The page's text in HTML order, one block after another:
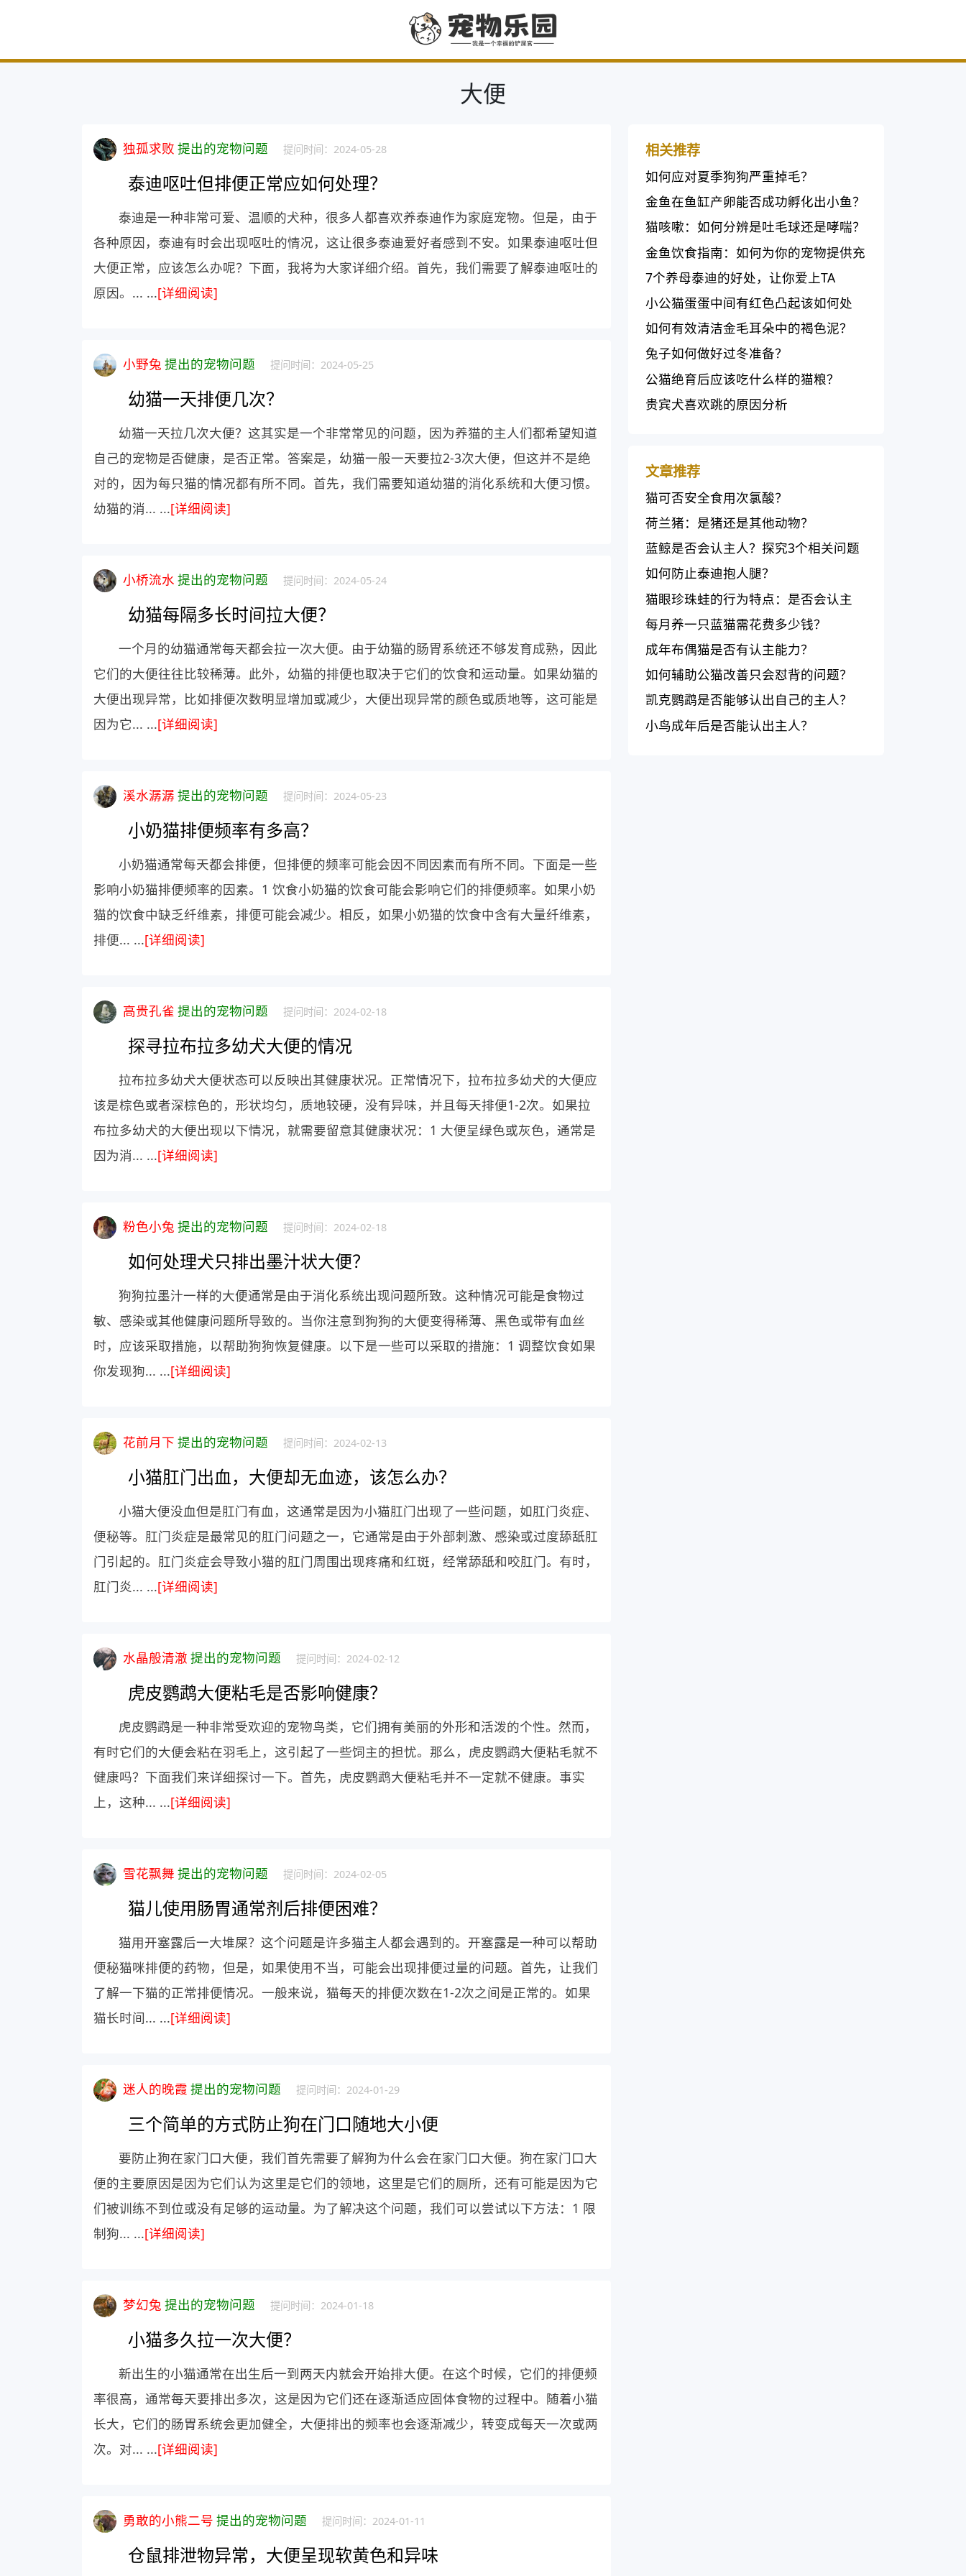
大便
独孤求败 提出的宠物问题 提问时间：2024-05-28
泰迪呕吐但排便正常应如何处理？
泰迪是一种非常可爱、温顺的犬种，很多人都喜欢养泰迪作为家庭宠物。但是，由于
各种原因，泰迪有时会出现呕吐的情况，这让很多泰迪爱好者感到不安。如果泰迪呕吐但
大便正常，应该怎么办呢？下面，我将为大家详细介绍。首先，我们需要了解泰迪呕吐的
原因。... ...[详细阅读]
小野兔 提出的宠物问题 提问时间：2024-05-25
幼猫一天排便几次？
幼猫一天拉几次大便？这其实是一个非常常见的问题，因为养猫的主人们都希望知道
自己的宠物是否健康，是否正常。答案是，幼猫一般一天要拉2-3次大便，但这并不是绝
对的，因为每只猫的情况都有所不同。首先，我们需要知道幼猫的消化系统和大便习惯。
幼猫的消... ...[详细阅读]
小桥流水 提出的宠物问题 提问时间：2024-05-24
幼猫每隔多长时间拉大便？
一个月的幼猫通常每天都会拉一次大便。由于幼猫的肠胃系统还不够发育成熟，因此
它们的大便往往比较稀薄。此外，幼猫的排便也取决于它们的饮食和运动量。如果幼猫的
大便出现异常，比如排便次数明显增加或减少，大便出现异常的颜色或质地等，这可能是
因为它... ...[详细阅读]
溪水潺潺 提出的宠物问题 提问时间：2024-05-23
小奶猫排便频率有多高？
小奶猫通常每天都会排便，但排便的频率可能会因不同因素而有所不同。下面是一些
影响小奶猫排便频率的因素。1 饮食小奶猫的饮食可能会影响它们的排便频率。如果小奶
猫的饮食中缺乏纤维素，排便可能会减少。相反，如果小奶猫的饮食中含有大量纤维素，
排便... ...[详细阅读]
高贵孔雀 提出的宠物问题 提问时间：2024-02-18
探寻拉布拉多幼犬大便的情况
拉布拉多幼犬大便状态可以反映出其健康状况。正常情况下，拉布拉多幼犬的大便应
该是棕色或者深棕色的，形状均匀，质地较硬，没有异味，并且每天排便1-2次。如果拉
布拉多幼犬的大便出现以下情况，就需要留意其健康状况：1 大便呈绿色或灰色，通常是
因为消... ...[详细阅读]
粉色小兔 提出的宠物问题 提问时间：2024-02-18
如何处理犬只排出墨汁状大便？
狗狗拉墨汁一样的大便通常是由于消化系统出现问题所致。这种情况可能是食物过
敏、感染或其他健康问题所导致的。当你注意到狗狗的大便变得稀薄、黑色或带有血丝
时，应该采取措施，以帮助狗狗恢复健康。以下是一些可以采取的措施：1 调整饮食如果
你发现狗... ...[详细阅读]
花前月下 提出的宠物问题 提问时间：2024-02-13
小猫肛门出血，大便却无血迹，该怎么办？
小猫大便没血但是肛门有血，这通常是因为小猫肛门出现了一些问题，如肛门炎症、
便秘等。肛门炎症是最常见的肛门问题之一，它通常是由于外部刺激、感染或过度舔舐肛
门引起的。肛门炎症会导致小猫的肛门周围出现疼痛和红斑，经常舔舐和咬肛门。有时，
肛门炎... ...[详细阅读]
水晶般清澈 提出的宠物问题 提问时间：2024-02-12
虎皮鹦鹉大便粘毛是否影响健康？
虎皮鹦鹉是一种非常受欢迎的宠物鸟类，它们拥有美丽的外形和活泼的个性。然而，
有时它们的大便会粘在羽毛上，这引起了一些饲主的担忧。那么，虎皮鹦鹉大便粘毛就不
健康吗？下面我们来详细探讨一下。首先，虎皮鹦鹉大便粘毛并不一定就不健康。事实
上，这种... ...[详细阅读]
雪花飘舞 提出的宠物问题 提问时间：2024-02-05
猫儿使用肠胃通常剂后排便困难？
猫用开塞露后一大堆屎？这个问题是许多猫主人都会遇到的。开塞露是一种可以帮助
便秘猫咪排便的药物，但是，如果使用不当，可能会出现排便过量的问题。首先，让我们
了解一下猫的正常排便情况。一般来说，猫每天的排便次数在1-2次之间是正常的。如果
猫长时间... ...[详细阅读]
迷人的晚霞 提出的宠物问题 提问时间：2024-01-29
三个简单的方式防止狗在门口随地大小便
要防止狗在家门口大便，我们首先需要了解狗为什么会在家门口大便。狗在家门口大
便的主要原因是因为它们认为这里是它们的领地，这里是它们的厕所，还有可能是因为它
们被训练不到位或没有足够的运动量。为了解决这个问题，我们可以尝试以下方法：1 限
制狗... ...[详细阅读]
梦幻兔 提出的宠物问题 提问时间：2024-01-18
小猫多久拉一次大便？
新出生的小猫通常在出生后一到两天内就会开始排大便。在这个时候，它们的排便频
率很高，通常每天要排出多次，这是因为它们还在逐渐适应固体食物的过程中。随着小猫
长大，它们的肠胃系统会更加健全，大便排出的频率也会逐渐减少，转变成每天一次或两
次。对... ...[详细阅读]
勇敢的小熊二号 提出的宠物问题 提问时间：2024-01-11
仓鼠排泄物异常，大便呈现软黄色和异味
相关推荐
如何应对夏季狗狗严重掉毛？
金鱼在鱼缸产卵能否成功孵化出小鱼？
猫咳嗽：如何分辨是吐毛球还是哮喘？
金鱼饮食指南：如何为你的宠物提供充
足的营养？
7个养母泰迪的好处，让你爱上TA
小公猫蛋蛋中间有红色凸起该如何处
理？
如何有效清洁金毛耳朵中的褐色泥？
兔子如何做好过冬准备？
公猫绝育后应该吃什么样的猫粮？
贵宾犬喜欢跳的原因分析
文章推荐
猫可否安全食用次氯酸？
荷兰猪：是猪还是其他动物？
蓝鲸是否会认主人？探究3个相关问题
如何防止泰迪抱人腿？
猫眼珍珠蛙的行为特点：是否会认主
人？
每月养一只蓝猫需花费多少钱？
成年布偶猫是否有认主能力？
如何辅助公猫改善只会怼背的问题？
凯克鹦鹉是否能够认出自己的主人？
小鸟成年后是否能认出主人？